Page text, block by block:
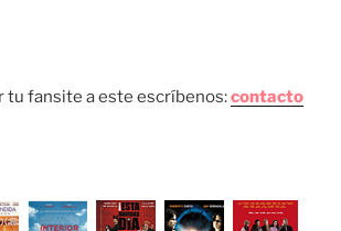
tu fansite a este escríbenos:contacto